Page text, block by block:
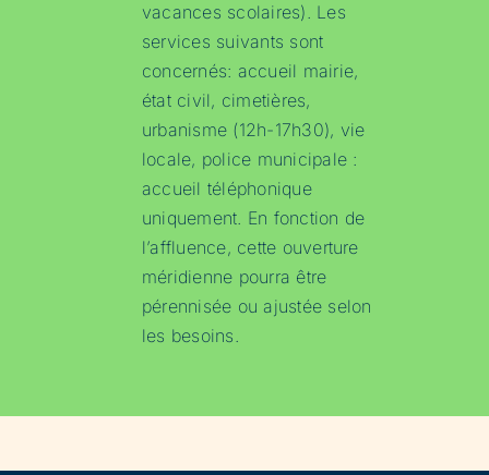
vacances scolaires). Les
services suivants sont
concernés: accueil mairie,
état civil, cimetières,
urbanisme (12h-17h30), vie
locale, police municipale :
accueil téléphonique
uniquement. En fonction de
l’affluence, cette ouverture
méridienne pourra être
pérennisée ou ajustée selon
les besoins.